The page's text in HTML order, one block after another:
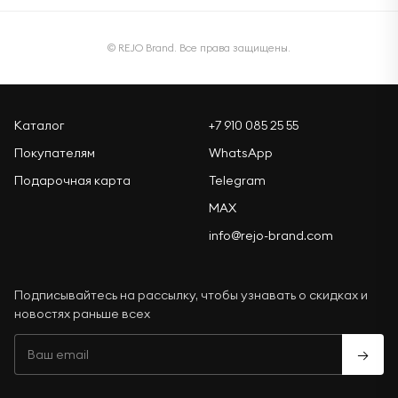
© REJO Brand. Все права защищены.
Каталог
Покупателям
Подарочная карта
+7 910 085 25 55
WhatsApp
Telegram
MAX
info@rejo-brand.com
Подписывайтесь на рассылку, чтобы узнавать о скидках и
новостях раньше всех
→